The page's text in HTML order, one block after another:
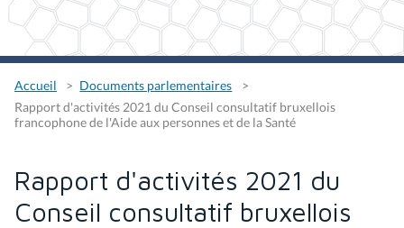
Accueil
Documents parlementaires
Rapport d'activités 2021 du Conseil consultatif bruxellois
francophone de l'Aide aux personnes et de la Santé
Rapport d'activités 2021 du
Conseil consultatif bruxellois